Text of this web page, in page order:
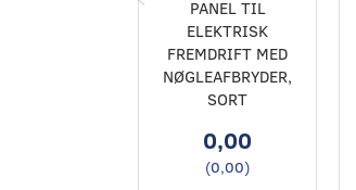
PANEL TIL
ELEKTRISK
FREMDRIFT MED
NØGLEAFBRYDER,
SORT
0,00
(0,00)